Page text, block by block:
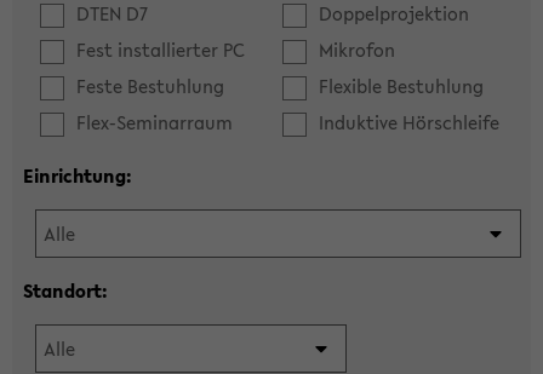
DTEN D7
Doppelprojektion
Fest installierter PC
Mikrofon
Feste Bestuhlung
Flexible Bestuhlung
Flex-Seminarraum
Induktive Hörschleife
Einrichtung:
Standort: